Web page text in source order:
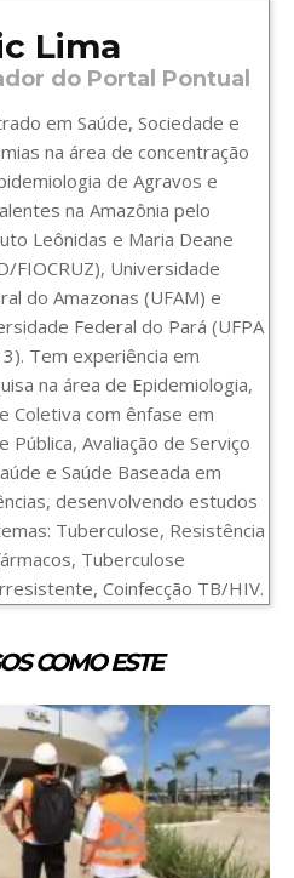
Lima
do Portal Pontual
em Saúde, Sociedade e
na área de concentração
de Agravos e
na Amazônia pelo
Leônidas e Maria Deane
FIOCRUZ), Universidade
do Amazonas (UFAM) e
Federal do Pará (UFPA
Tem experiência em
na área de Epidemiologia,
Coletiva com ênfase em
Pública, Avaliação de Serviço
e Saúde Baseada em
desenvolvendo estudos
Tuberculose, Resistência
Tuberculose
Coinfecção TB/HIV.
COMO ESTE